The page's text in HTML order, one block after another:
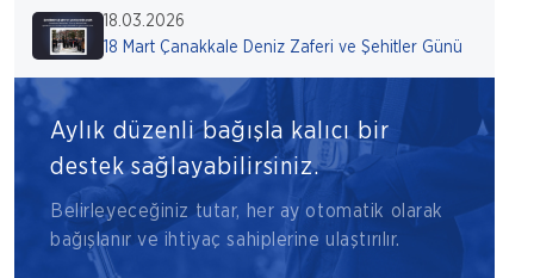
18.03.2026
18 Mart Çanakkale Deniz Zaferi ve Şehitler Günü
Aylık düzenli bağışla kalıcı bir
destek sağlayabilirsiniz.
Belirleyeceğiniz tutar, her ay otomatik olarak
bağışlanır ve ihtiyaç sahiplerine ulaştırılır.